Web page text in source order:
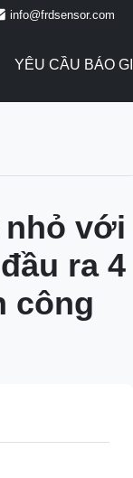
info@frdsensor.com
YÊU CẦU BÁO
nhỏ với
ra 4
công